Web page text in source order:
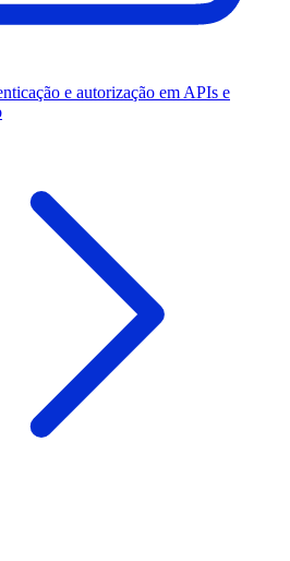
e autorização em APIs e